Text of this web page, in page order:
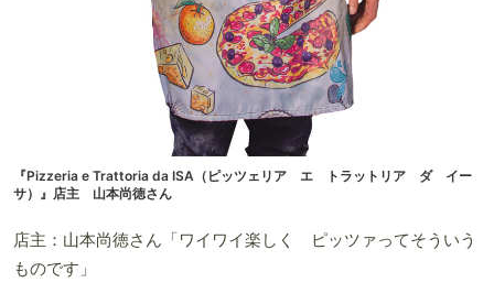
『Pizzeria e Trattoria da ISA（ピッツェリア エ トラットリア ダ イー
サ）』店主 山本尚徳さん
店主：山本尚徳さん「ワイワイ楽しく ピッツァってそういう
ものです」